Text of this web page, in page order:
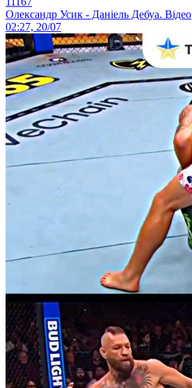
Олександр Усик - Даніель Дебуа. Відео
02:27, 20/07